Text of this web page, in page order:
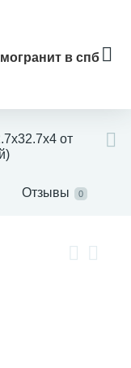
в спб
от
Отзывы 0